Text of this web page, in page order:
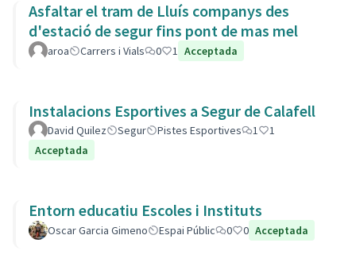
Asfaltar el tram de Lluís companys des
d'estació de segur fins pont de mas mel
aroa Carrers i Vials 0 1 Acceptada
Instalacions Esportives a Segur de Calafell
David Quilez Segur Pistes Esportives 1
1
Acceptada
Entorn educatiu Escoles i Instituts
Oscar Garcia Gimeno Espai Públic 0 0 Acceptada